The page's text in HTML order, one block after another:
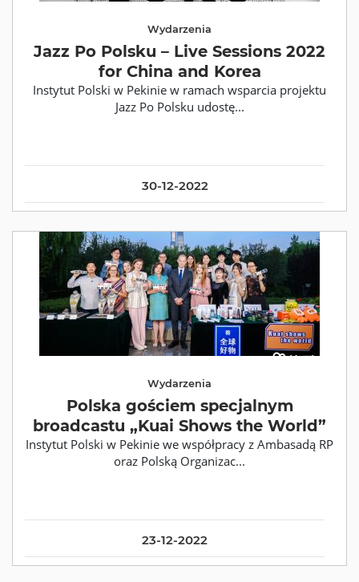
30-12-2022
Wydarzenia
Jazz Po Polsku – Live Sessions 2022
for China and Korea
Instytut Polski w Pekinie w ramach wsparcia projektu
Jazz Po Polsku udostę...
23-12-2022
Wydarzenia
Polska gościem specjalnym
broadcastu „Kuai Shows the World”
Instytut Polski w Pekinie we współpracy z Ambasadą RP
oraz Polską Organizac...